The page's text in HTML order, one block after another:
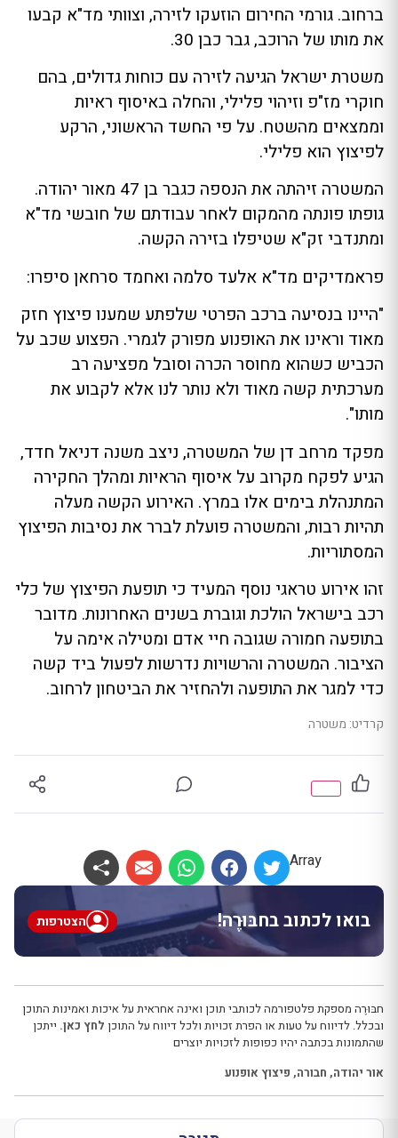
ברחוב. גורמי החירום הוזעקו לזירה, וצוותי מד"א קבעו
את מותו של הרוכב, גבר כבן 30.
משטרת ישראל הגיעה לזירה עם כוחות גדולים, בהם
חוקרי מז"פ וזיהוי פלילי, והחלה באיסוף ראיות
וממצאים מהשטח. על פי החשד הראשוני, הרקע
לפיצוץ הוא פלילי.
המשטרה זיהתה את הנספה כגבר בן 47 מאור יהודה.
גופתו פונתה מהמקום לאחר עבודתם של חובשי מד"א
ומתנדבי זק"א שטיפלו בזירה הקשה.
פראמדיקים מד"א אלעד סלמה ואחמד סרחאן סיפרו:
"היינו בנסיעה ברכב הפרטי שלפתע שמענו פיצוץ חזק
מאוד וראינו את האופנוע מפורק לגמרי. הפצוע שכב על
הכביש כשהוא מחוסר הכרה וסובל מפציעה רב
מערכתית קשה מאוד ולא נותר לנו אלא לקבוע את
מותו".
מפקד מרחב דן של המשטרה, ניצב משנה דניאל חדד,
הגיע לפקח מקרוב על איסוף הראיות ומהלך החקירה
המתנהלת בימים אלו במרץ. האירוע הקשה מעלה
תהיות רבות, והמשטרה פועלת לברר את נסיבות הפיצוץ
המסתוריות.
זהו אירוע טראגי נוסף המעיד כי תופעת הפיצוץ של כלי
רכב בישראל הולכת וגוברת בשנים האחרונות. מדובר
בתופעה חמורה שגובה חיי אדם ומטילה אימה על
הציבור. המשטרה והרשויות נדרשות לפעול ביד קשה
כדי למגר את התופעה ולהחזיר את הביטחון לרחוב.
קרדיט: משטרה
Array
בואו לכתוב בחבּוּרֶה! הצטרפות
חבּוּרֶה מספקת פלטפורמה לכותבי תוכן ואינה אחראית על איכות ואמינות התוכן
ובכלל. לדיווח על טעות או הפרת זכויות ולכל דיווח על התוכן לחץ כאן. ייתכן
שהתמונות בכתבה יהיו כפופות לזכויות יוצרים
אור יהודה, חבורה, פיצוץ אופנוע